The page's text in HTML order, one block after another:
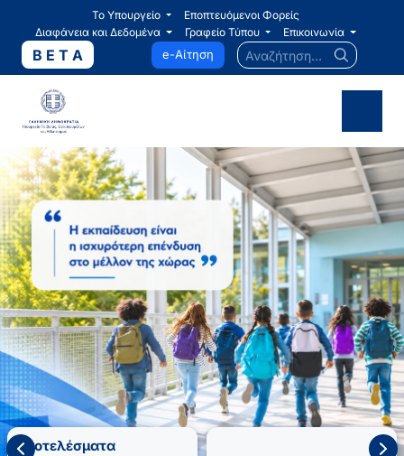
Το Υπουργείο
Εποπτευόμενοι Φορείς
Διαφάνεια και Δεδομένα
Γραφείο Τύπου Επικοινωνία
B E T A e-Αίτηση Αναζήτηση...
Αποτελέσματα